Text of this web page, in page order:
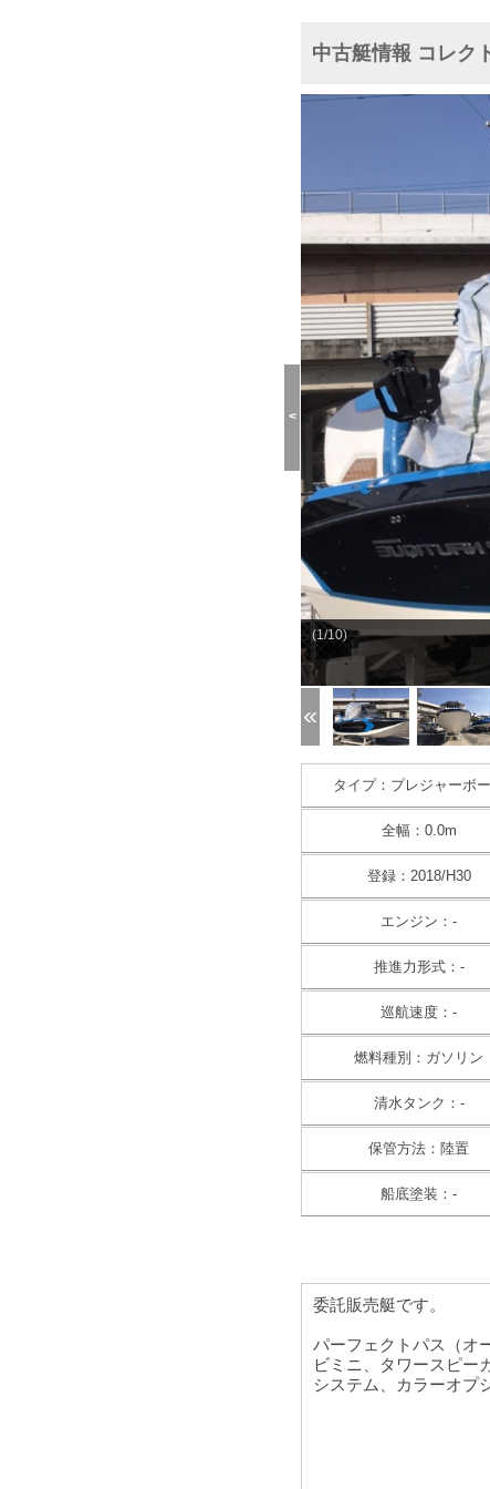
中古艇情報 コレク
<
(1/10)
タイプ：プレジャーボ
全幅：0.0m
登録：2018/H30
エンジン：-
推進力形式：-
巡航速度：-
燃料種別：ガソリン
清水タンク：-
保管方法：陸置
船底塗装：-
委託販売艇です。
パーフェクトパス（オ
ビミニ、タワースピー
システム、カラーオプ